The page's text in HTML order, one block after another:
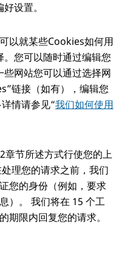
设置。
以就某些Cookies如何用
您可以随时通过编辑您
网站您可以通过选择网
链接（如有），编辑您
情请参见“我们如何使用
章节所述方式行使您的上
理您的请求之前，我们
您的身份（例如，要求
）。 我们将在 15 个工
期限内回复您的请求。